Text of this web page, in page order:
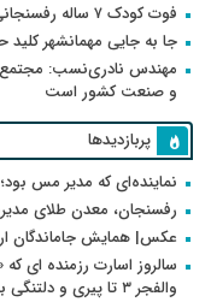
فوت کودک ۷ ساله رفسنجانی در سانحه رانندگی
جا به جایی مهمانشهر
مهندس نادری‌نسب:
و صنعت کشور است
پربازدیدها
نماینده‌ای که مدیر مس
رفسنجان، معدن طلای
عکس| همایش جاماندگان
سالروز اسارت رزمنده ای
والفجر ۳ تا پیری و دلتنگی برای رفقای شهید